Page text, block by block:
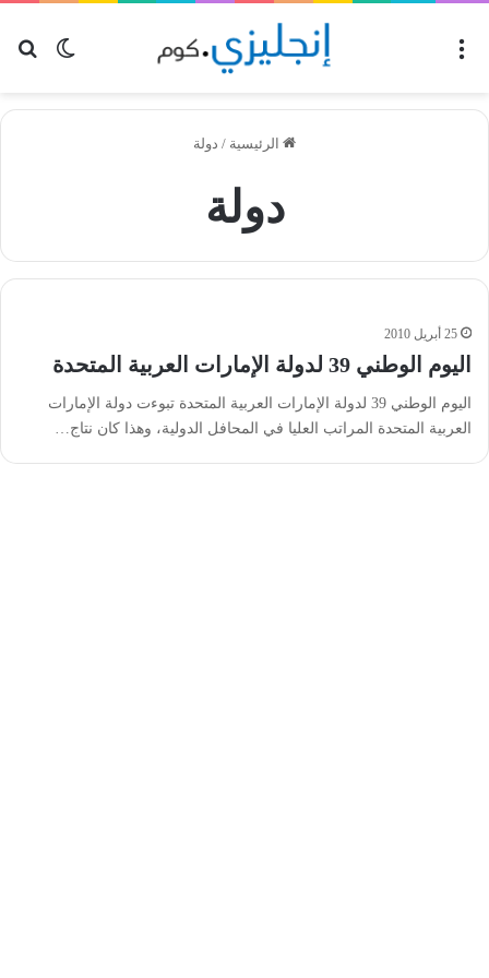
الوضع
الرئيسية / دولة
دولة
25 أبريل 2010
اليوم الوطني 39 لدولة الإمارات العربية المتحدة
اليوم الوطني 39 لدولة الإمارات العربية المتحدة تبوءت دولة الإمارات
العربية المتحدة المراتب العليا في المحافل الدولية، وهذا كان نتاج…